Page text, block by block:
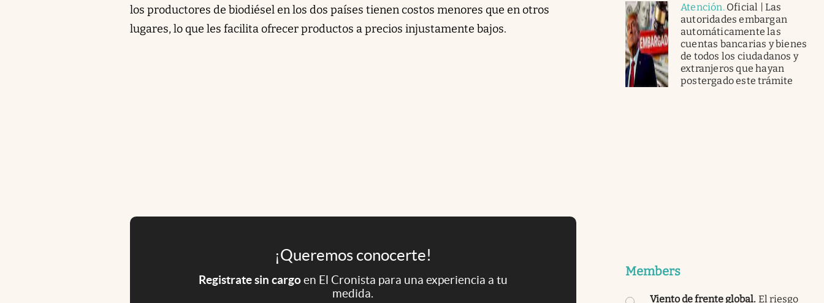
los productores de biodiésel en los dos países tienen costos menores que en otros
lugares, lo que les facilita ofrecer productos a precios injustamente bajos.
¡Queremos conocerte!
Registrate sin cargoen El Cronista para una experiencia a tu
medida.
Atención. Oficial | Las
autoridades embargan
automáticamente las
cuentas bancarias y bienes
de todos los ciudadanos y
extranjeros que hayan
postergado este trámite
Members
Viento de frente global. El riesgo